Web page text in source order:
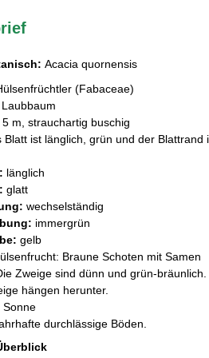
Acacia quornensis
(Fabaceae)
Laubbaum
5 m, strauchartig buschig
Blatt ist länglich, grün und der Blattrand
länglich
glatt
wechselständig
immergrün
gelb
Braune Schoten mit Samen
Zweige sind dünn und grün-bräunlich.
hängen herunter.
Sonne
durchlässige Böden.